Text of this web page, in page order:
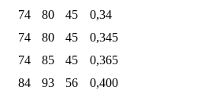
74 80 45
0,34
74 80 45
0,345
74 85 45
0,365
84 93 56 0,400